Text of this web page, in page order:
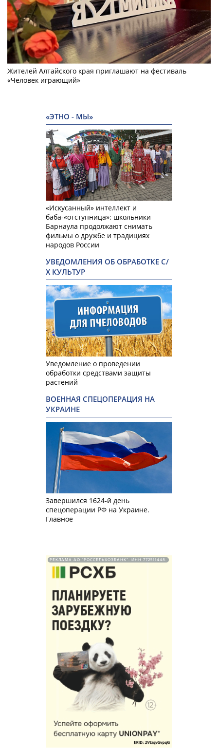
Жителей Алтайского края приглашают на фестиваль
«Человек играющий»
«ЭТНО - МЫ»
«Искусанный» интеллект и
баба-«отступница»: школьники
Барнаула продолжают снимать
фильмы о дружбе и традициях
народов России
УВЕДОМЛЕНИЯ ОБ ОБРАБОТКЕ С/
Х КУЛЬТУР
Уведомление о проведении
обработки средствами защиты
растений
ВОЕННАЯ СПЕЦОПЕРАЦИЯ НА
УКРАИНЕ
Завершился 1624-й день
спецоперации РФ на Украине.
Главное
РЕКЛАМА АО "РОССЕЛЬХОЗБАНК". ИНН 772511448.